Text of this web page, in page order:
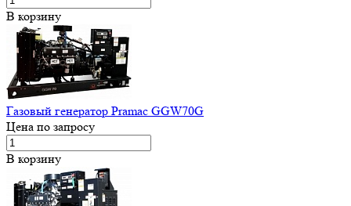
В корзину
Газовый генератор Pramac GGW70G
Цена по запросу
В корзину